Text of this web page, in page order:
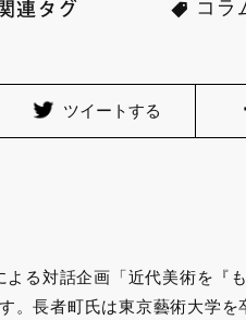
関連タグ コラ
ツイートする
る対話企画「近代美術を『
長者町氏は東京藝術大学を